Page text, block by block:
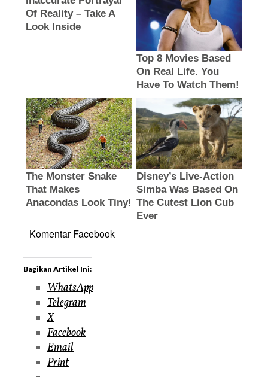
Komentar Facebook
Bagikan Artikel Ini:
WhatsApp
Telegram
X
Facebook
Email
Print